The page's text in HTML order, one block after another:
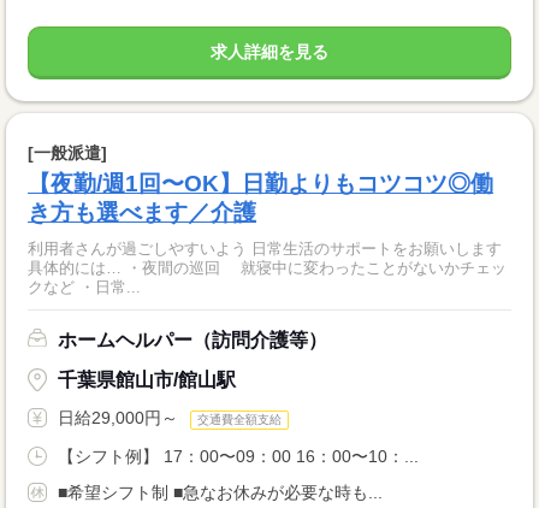
求人詳細を見る
[一般派遣]
【夜勤/週1回〜OK】日勤よりもコツコツ◎働
き方も選べます／介護
利用者さんが過ごしやすいよう 日常生活のサポートをお願いします
具体的には… ・夜間の巡回 就寝中に変わったことがないかチェッ
クなど ・日常...
ホームヘルパー（訪問介護等）
千葉県館山市/館山駅
日給29,000円～ 交通費全額支給
【シフト例】 17：00〜09：00 16：00〜10：...
■希望シフト制 ■急なお休みが必要な時も...